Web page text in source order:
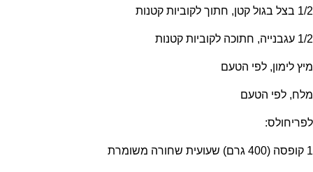
1/2 בצל בגול קטן, חתוך לקוביות קטנות
1/2 עגבנייה, חתוכה לקוביות קטנות
מיץ לימון, לפי הטעם
מלח, לפי הטעם
לפריחולס:
1 קופסה (400 גרם) שעועית שחורה משומרת